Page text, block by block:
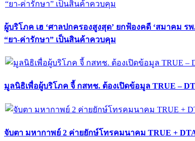
ผู้บริโภค เฮ ‘ศาลปกครองสูงสุด’ ยกฟ้องคดี ‘สมาคม ร
“ยา-ค่ารักษา” เป็นสินค้าควบคุม
มูลนิธิเพื่อผู้บริโภค จี้ กสทช. ต้องเปิดข้อมูล TRUE –
จับตา มหากาพย์ 2 ค่ายยักษ์โทรคมนาคม TRUE +